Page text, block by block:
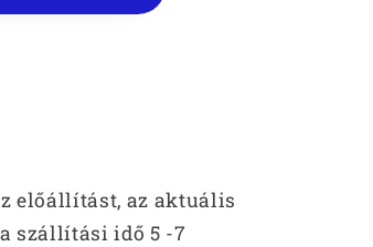
előállítást, az aktuális
szállítási idő 5 -7